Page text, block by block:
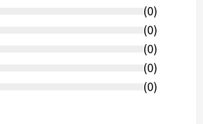
(0)
(0)
(0)
(0)
(0)